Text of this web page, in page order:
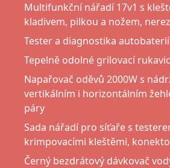
Multifunkční nářadí 17v1 s
kladivem, pilkou a nožem, nerez
Tester a diagnostika autobaterií
Tepelně odolné grilovací
Napařovač oděvů 2000W s
vertikálním i horizontálním
páry
Sada nářadí pro síťaře s
krimpovacími kleštěmi,
Černý bezdrátový dávkovač